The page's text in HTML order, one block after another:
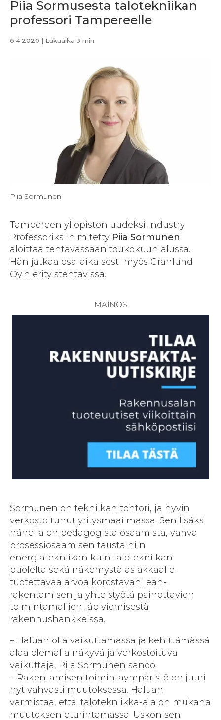
Piia Sormusesta talotekniikan
professori Tampereelle
6.4.2020 | Lukuaika 3 min
Piia Sormunen
Tampereen yliopiston uudeksi Industry
Professoriksi nimitetty Piia Sormunen
aloittaa tehtävässään toukokuun alussa.
Hän jatkaa osa-aikaisesti myös Granlund
Oy:n erityistehtävissä.
Sormunen on tekniikan tohtori, ja hyvin
verkostoitunut yritysmaailmassa. Sen lisäksi
hänella on pedagogista osaamista, vahva
prosessiosaamisen tausta niin
energiatekniikan kuin talotekniikan
puolelta sekä näkemystä asiakkaalle
tuotettavaa arvoa korostavan lean-
rakentamisen ja yhteistyötä painottavien
toimintamallien läpiviemisestä
rakennushankkeissa.
– Haluan olla vaikuttamassa ja kehittämässä
alaa olemalla näkyvä ja verkostoituva
vaikuttaja, Piia Sormunen sanoo.
– Rakentamisen toimintaympäristö on juuri
nyt vahvasti muutoksessa. Haluan
varmistaa, että talotekniikka-ala on mukana
muutoksen eturintamassa. Uskon sen